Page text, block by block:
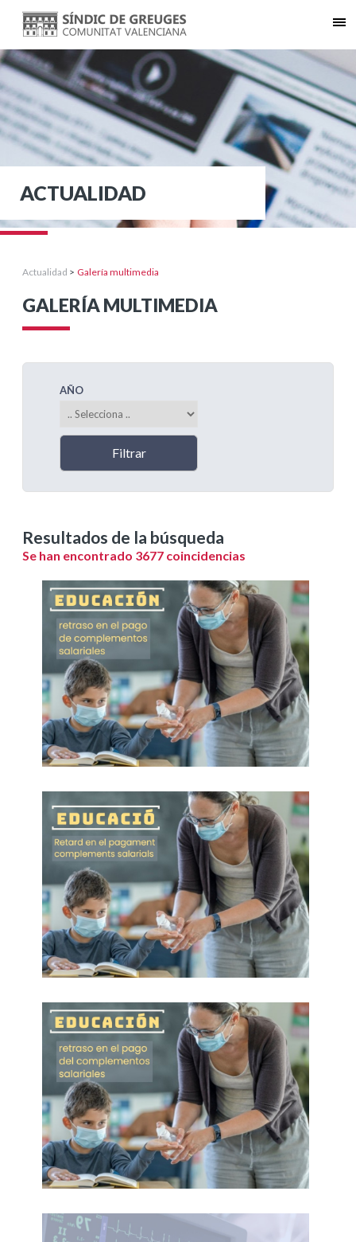
ACTUALIDAD
Actualidad > Galería multimedia
GALERÍA MULTIMEDIA
AÑO
Resultados de la búsqueda
Se han encontrado 3677 coincidencias